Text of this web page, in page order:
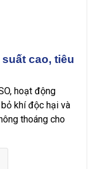
cao, tiêu
hoạt động
khí độc hại và
thoáng cho